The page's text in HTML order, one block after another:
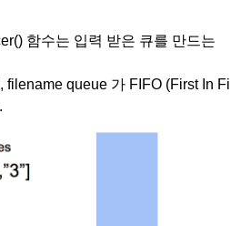
함수는 입력 받은 큐를 만드는
filename queue 가 FIFO (First In Fi